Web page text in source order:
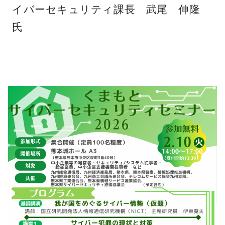
イバーセキュリティ課長 武尾 伸隆
氏